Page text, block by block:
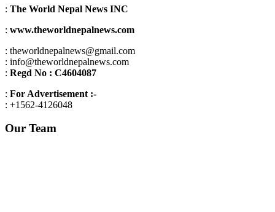
: The World Nepal News INC
: www.theworldnepalnews.com
: theworldnepalnews@gmail.com
: info@theworldnepalnews.com
: Regd No : C4604087
: For Advertisement :-
: +1562-4126048
Our Team